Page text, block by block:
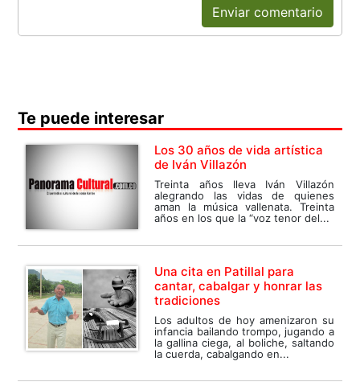
Enviar comentario
Te puede interesar
Los 30 años de vida artística
de Iván Villazón
Treinta años lleva Iván Villazón
alegrando las vidas de quienes
aman la música vallenata. Treinta
años en los que la “voz tenor del...
Una cita en Patillal para
cantar, cabalgar y honrar las
tradiciones
Los adultos de hoy amenizaron su
infancia bailando trompo, jugando a
la gallina ciega, al boliche, saltando
la cuerda, cabalgando en...